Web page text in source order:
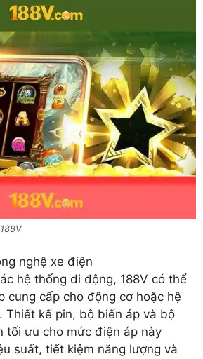
nghệ xe điện
hệ thống di động, 188V có thể
cung cấp cho động cơ hoặc hệ
Thiết kế pin, bộ biến áp và bộ
tối ưu cho mức điện áp này
suất, tiết kiệm năng lượng và